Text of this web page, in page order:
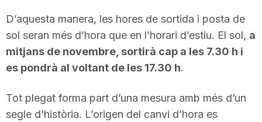
g
n
D’aquesta manera, les hores de sortida i posta de
sol seran més d’hora que en l’horari d’estiu. El sol, a
mitjans de novembre, sortirà cap a les 7.30 h i
es pondrà al voltant de les 17.30 h.
Tot plegat forma part d’una mesura amb més d’un
segle d’història. L’origen del canvi d’hora es